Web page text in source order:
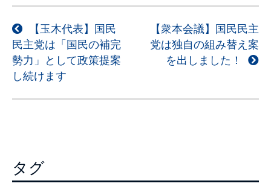
投
稿
ナ
ビ
ゲ
ョ
ン
【玉木代表】国民
民主党は「国民の補完
勢力」として政策提案
し続けます
【衆本会議】国民民主
党は独自の組み替え案
を出しました！
タグ